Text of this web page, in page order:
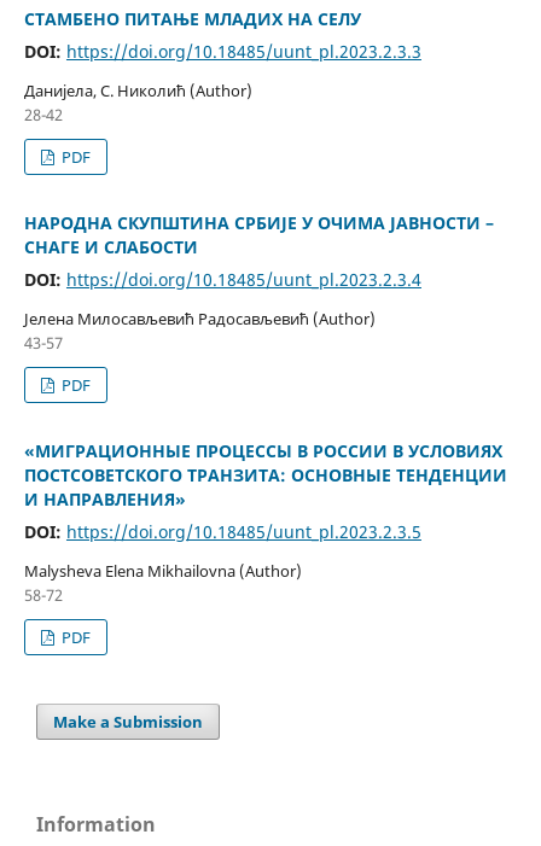
СТАМБЕНО ПИТАЊЕ МЛАДИХ НА СЕЛУ
DOI: https://doi.org/10.18485/uunt_pl.2023.2.3.3
Данијела, С. Николић (Author)
28-42
PDF
НАРОДНА СКУПШТИНА СРБИЈЕ У ОЧИМА ЈАВНОСТИ –
СНАГЕ И СЛАБОСТИ
DOI: https://doi.org/10.18485/uunt_pl.2023.2.3.4
Јелена Милосављевић Радосављевић (Author)
43-57
PDF
«МИГРАЦИОННЫЕ ПРОЦЕССЫ В РОССИИ В УСЛОВИЯХ
ПОСТСОВЕТСКОГО ТРАНЗИТА: ОСНОВНЫЕ ТЕНДЕНЦИИ
И НАПРАВЛЕНИЯ»
DOI: https://doi.org/10.18485/uunt_pl.2023.2.3.5
Malysheva Elena Mikhailovna (Author)
58-72
PDF
Make a Submission
Information